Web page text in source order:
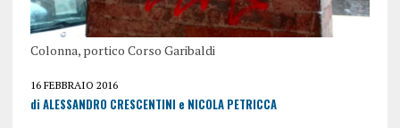
Colonna, portico Corso Garibaldi
16 FEBBRAIO 2016
di ALESSANDRO CRESCENTINI e NICOLA PETRICCA